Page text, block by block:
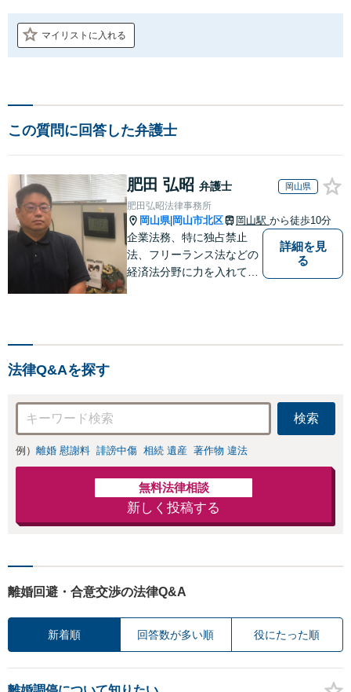
マイリストに入れる
この質問に回答した弁護士
肥田 弘昭 弁護士 岡山県
肥田弘昭法律事務所
岡山県| 岡山市北区 岡山駅 から徒歩10分
企業法務、特に独占禁止
法、フリーランス法などの
経済法分野に力を入れてい
詳細を見
る
法律Q&Aを探す
検索
例） 離婚 慰謝料 誹謗中傷 相続 遺産 著作物 違法
無料法律相談
新しく投稿する
離婚回避・合意交渉の法律Q&A
新着順 回答数が多い順 役にたった順